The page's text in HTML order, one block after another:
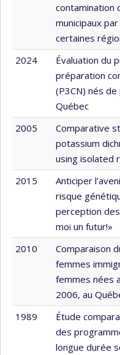
contamination
municipaux
certaines
2024
Évaluation du
préparation
(P3CN) nés
Québec
2005
Comparative
potassium
using isolated
2015
Anticiper
risque
perception
moi un futur!»
2010
Comparaison
femmes
femmes nées
2006, au
1989
Étude
des
longue durée